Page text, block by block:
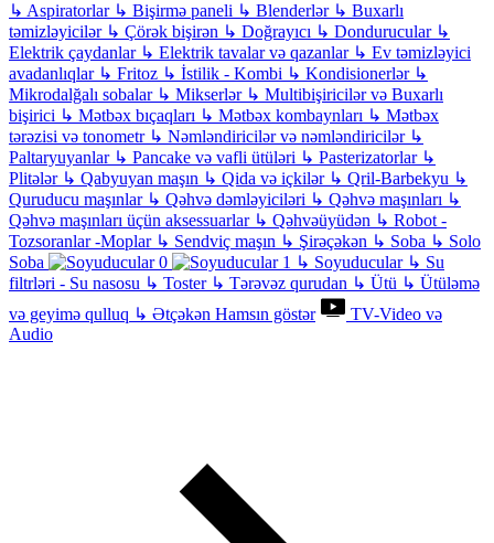
↳ Aspiratorlar ↳ Bişirmə paneli ↳ Blenderlər ↳ Buxarlı
təmizləyicilər ↳ Çörək bişirən ↳ Doğrayıcı ↳ Dondurucular ↳
Elektrik çaydanlar ↳ Elektrik tavalar və qazanlar ↳ Ev təmizləyici
avadanlıqlar ↳ Fritoz ↳ İstilik - Kombi ↳ Kondisionerlər ↳
Mikrodalğalı sobalar ↳ Mikserlər ↳ Multibişiricilər və Buxarlı
bişirici ↳ Mətbəx bıçaqları ↳ Mətbəx kombaynları ↳ Mətbəx
tərəzisi və tonometr ↳ Nəmləndiricilər və nəmləndiricilər ↳
Paltaryuyanlar ↳ Pancake və vafli ütüləri ↳ Pasterizatorlar ↳
Plitələr ↳ Qabyuyan maşın ↳ Qida və içkilər ↳ Qril-Barbekyu ↳
Quruducu maşınlar ↳ Qəhvə dəmləyiciləri ↳ Qəhvə maşınları ↳
Qəhvə maşınları üçün aksessuarlar ↳ Qəhvəüyüdən ↳ Robot -
Tozsoranlar -Moplar ↳ Sendviç maşın ↳ Şirəçəkən ↳ Soba ↳ Solo
Soba
↳ Soyuducular ↳ Su
filtrləri - Su nasosu ↳ Toster ↳ Tərəvəz qurudan ↳ Ütü ↳ Ütüləmə
və geyimə qulluq ↳ Ətçəkən Hamsın göstər
TV-Video və
Audio